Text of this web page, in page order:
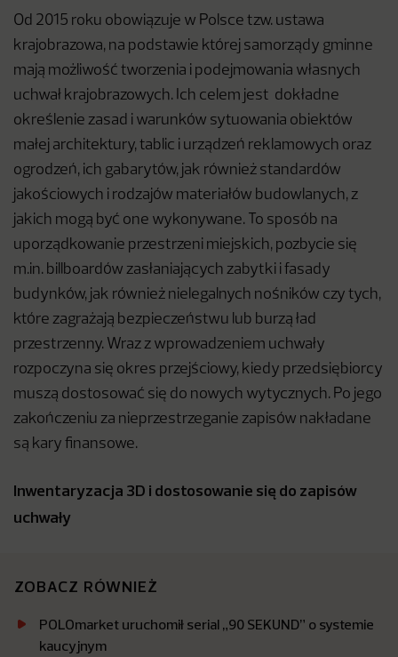
Od 2015 roku obowiązuje w Polsce tzw. ustawa
krajobrazowa, na podstawie której samorządy gminne
mają możliwość tworzenia i podejmowania własnych
uchwał krajobrazowych. Ich celem jest dokładne
określenie zasad i warunków sytuowania obiektów
małej architektury, tablic i urządzeń reklamowych oraz
ogrodzeń, ich gabarytów, jak również standardów
jakościowych i rodzajów materiałów budowlanych, z
jakich mogą być one wykonywane. To sposób na
uporządkowanie przestrzeni miejskich, pozbycie się
m.in. billboardów zasłaniających zabytki i fasady
budynków, jak również nielegalnych nośników czy tych,
które zagrażają bezpieczeństwu lub burzą ład
przestrzenny. Wraz z wprowadzeniem uchwały
rozpoczyna się okres przejściowy, kiedy przedsiębiorcy
muszą dostosować się do nowych wytycznych. Po jego
zakończeniu za nieprzestrzeganie zapisów nakładane
są kary finansowe.
Inwentaryzacja 3D i dostosowanie się do zapisów
uchwały
ZOBACZ RÓWNIEŻ
POLOmarket uruchomił serial „90 SEKUND” o systemie
kaucyjnym